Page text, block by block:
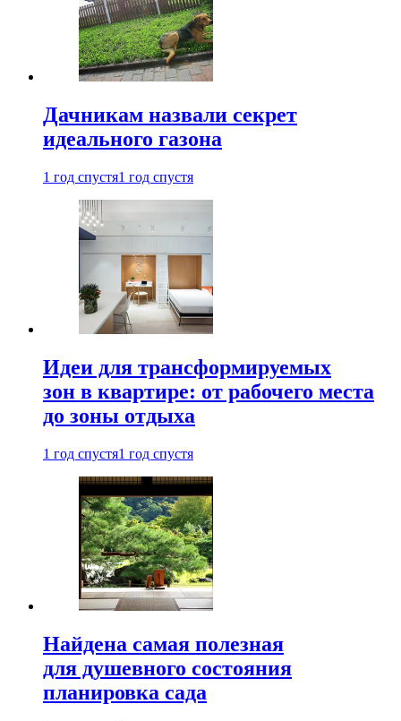
Дачникам назвали секрет
идеального газона
1 год спустя1 год спустя
Идеи для трансформируемых
зон в квартире: от рабочего места
до зоны отдыха
1 год спустя1 год спустя
Найдена самая полезная
для душевного состояния
планировка сада